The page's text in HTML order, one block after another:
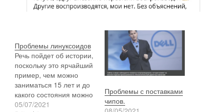
Проблемы линуксоидов
Речь пойдет об истории,
поскольку это ярчайший
пример, чем можно
заниматься 15 лет и до
какого состояния можно
довести нормальный
05/07/2021
Проблемы с поставками
чипов.